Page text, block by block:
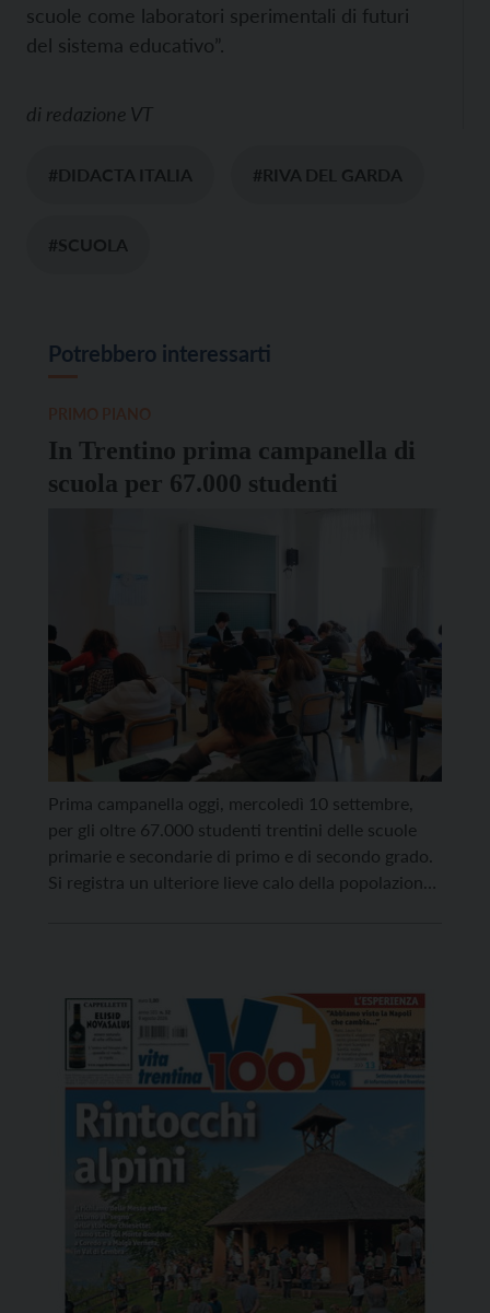
scuole come laboratori sperimentali di futuri
del sistema educativo”.
di redazione VT
#DIDACTA ITALIA #RIVA DEL GARDA
#SCUOLA
Potrebbero interessarti
In Trentino prima campanella di
scuola per 67.000 studenti
Prima campanella oggi, mercoledì 10 settembre,
per gli oltre 67.000 studenti trentini delle scuole
primarie e secondarie di primo e di secondo grado.
Si registra un ulteriore lieve calo della popolazione